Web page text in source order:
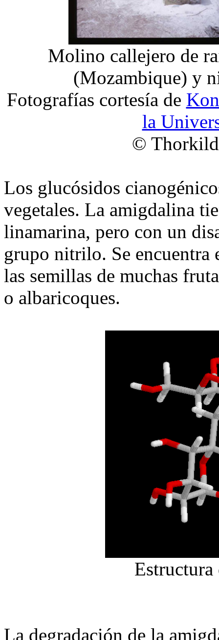
Molino callejero de
(Mozambique) y
Fotografías cortesía de
la
© Thorkild
Los glucósidos
vegetales. La amigdalina
linamarina, pero con un
grupo nitrilo. Se encuentra
las semillas de muchas
o albaricoques.
La degradación de la